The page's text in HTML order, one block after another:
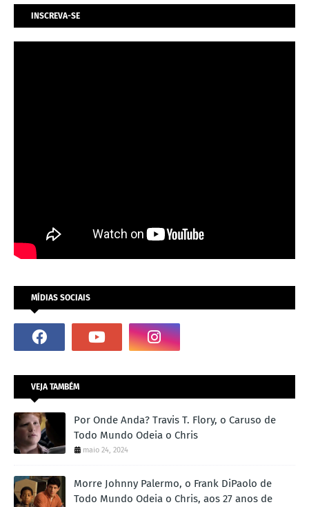
INSCREVA-SE
MÍDIAS SOCIAIS
VEJA TAMBÉM
Por Onde Anda? Travis T. Flory, o Caruso de
Todo Mundo Odeia o Chris
maio 24, 2024
Morre Johnny Palermo, o Frank DiPaolo de
Todo Mundo Odeia o Chris, aos 27 anos de